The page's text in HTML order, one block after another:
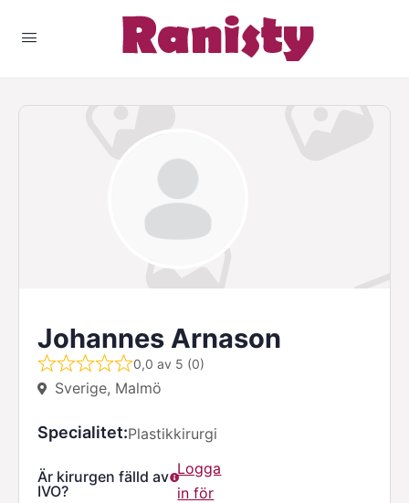
Johannes Arnason
0,0 av 5 (0)
Sverige, Malmö
Specialitet Plastikkirurgi
Är kirurgen fälld av
IVO?
Logga
in för